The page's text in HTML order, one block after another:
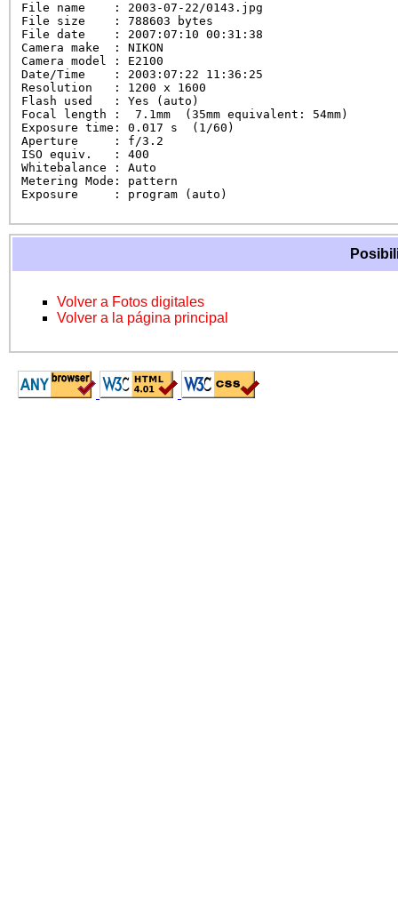
File name    : 2003-07-22/0143.jpg
File size    : 788603 bytes
File date    : 2007:07:10 00:31:38
Camera make  : NIKON
Camera model : E2100
Date/Time    : 2003:07:22 11:36:25
Resolution   : 1200 x 1600
Flash used   : Yes (auto)
Focal length :  7.1mm  (35mm equivalent: 54mm)
Exposure time: 0.017 s  (1/60)
Aperture     : f/3.2
ISO equiv.   : 400
Whitebalance : Auto
Metering Mode: pattern
Exposure     : program (auto)
Volver a Fotos digitales
Volver a la página principal